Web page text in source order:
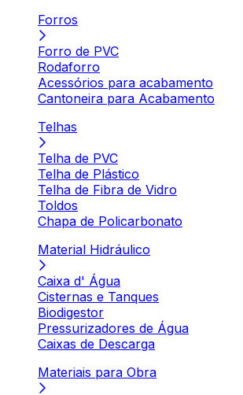
Forros
Forro de PVC
Rodaforro
Acessórios para acabamento
Cantoneira para Acabamento
Telhas
Telha de PVC
Telha de Plástico
Telha de Fibra de Vidro
Toldos
Chapa de Policarbonato
Material Hidráulico
Caixa d' Água
Cisternas e Tanques
Biodigestor
Pressurizadores de Água
Caixas de Descarga
Materiais para Obra